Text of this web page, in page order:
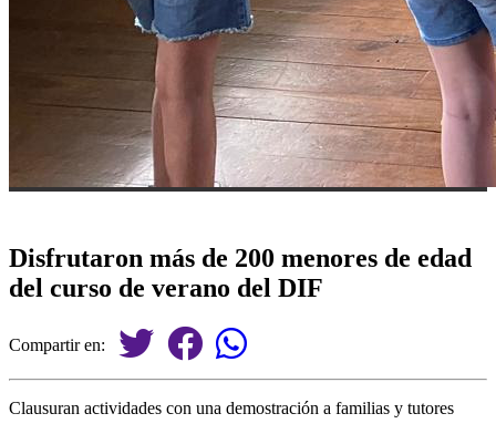
Disfrutaron más de 200 menores de edad
del curso de verano del DIF
Compartir en:
Clausuran actividades con una demostración a familias y tutores